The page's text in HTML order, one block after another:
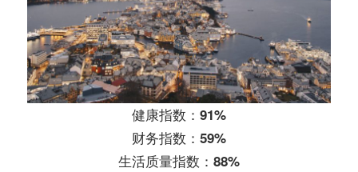
健康指数：91%
财务指数：59%
生活质量指数：88%